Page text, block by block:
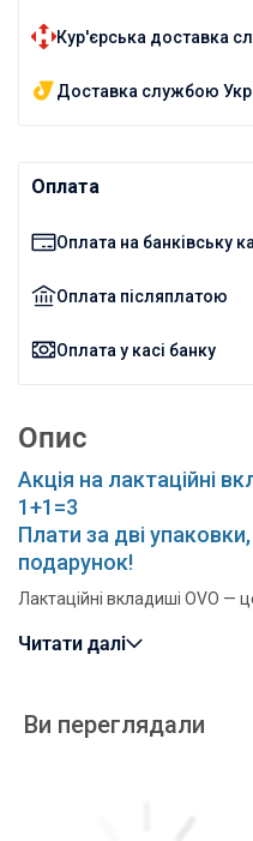
Кур'єрська доставка
Доставка службою
Оплата
Оплата на банківську
Оплата післяплатою
Оплата у касі банку
Опис
Акція на лактаційні
1+1=3
Плати за дві
подарунок!
Лактаційні вкладиші OVO —
OVO
Читати далі
Ви переглядали